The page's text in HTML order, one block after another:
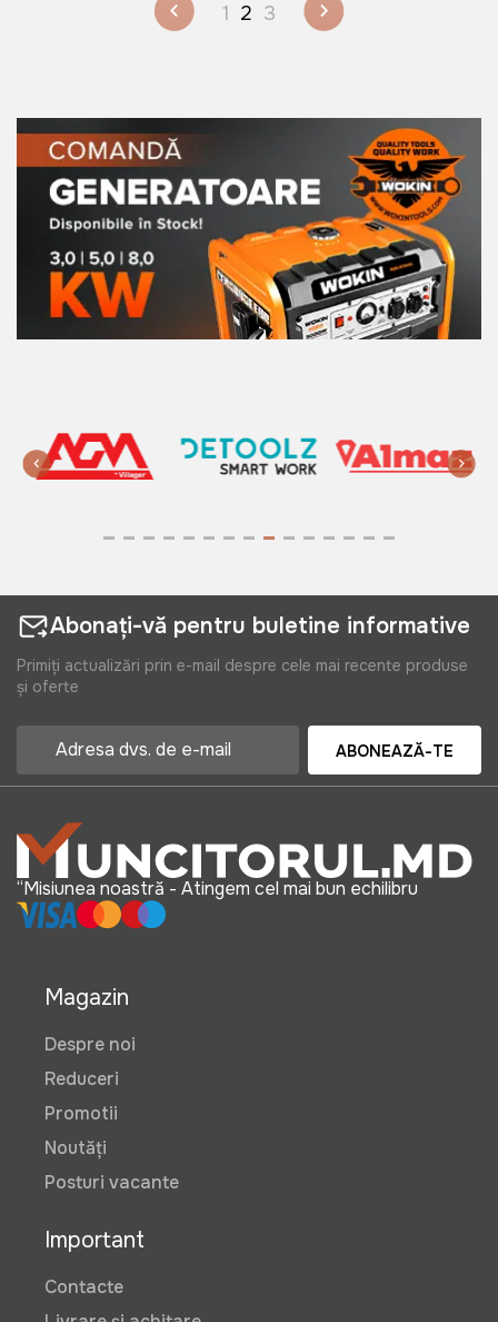
1 2 3
Abonați-vă pentru buletine informative
Primiți actualizări prin e-mail despre cele mai recente produse
și oferte
ABONEAZĂ-TE
“Misiunea noastră - Atingem cel mai bun echilibru
Magazin
Despre noi
Reduceri
Promotii
Noutăți
Posturi vacante
Important
Contacte